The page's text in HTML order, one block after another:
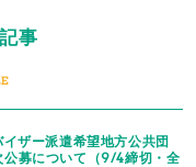
事
ザー派遣希望地方公共団
公募について（9/4締切・全